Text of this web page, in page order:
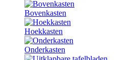
Bovenkasten
Hoekkasten
Onderkasten